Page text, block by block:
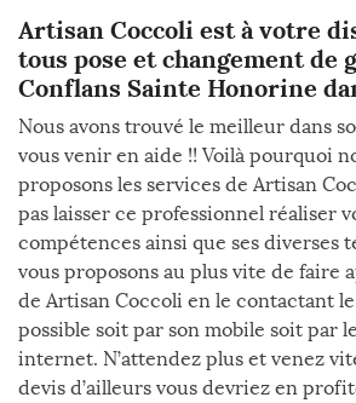
Artisan Coccoli est à votre
tous pose et changement de
Conflans Sainte Honorine
Nous avons trouvé le meilleur dans
vous venir en aide !! Voilà pourquoi
proposons les services de Artisan
pas laisser ce professionnel réaliser
compétences ainsi que ses diverses
vous proposons au plus vite de faire
de Artisan Coccoli en le contactant
possible soit par son mobile soit par
internet. N’attendez plus et venez
devis d’ailleurs vous devriez en